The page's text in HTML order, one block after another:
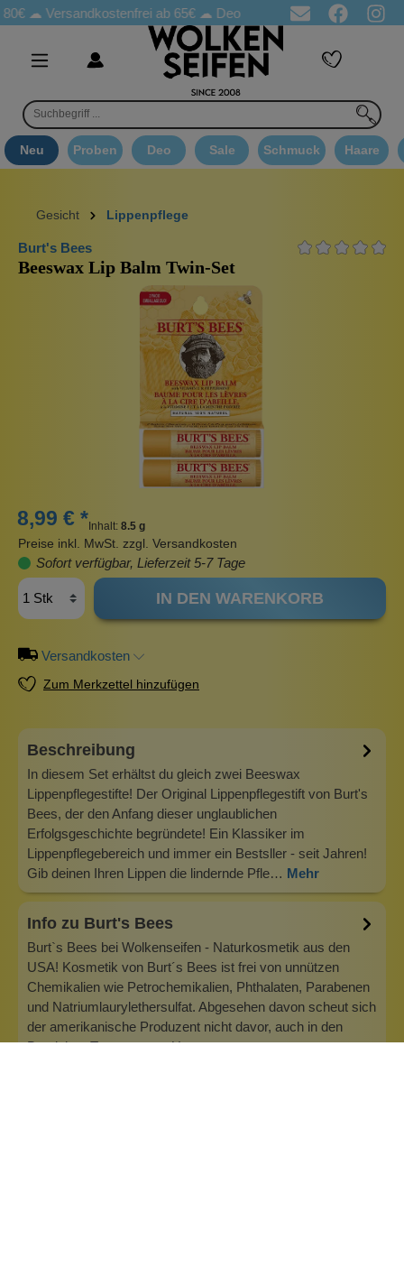
Versandkostenfrei ab 65€☁ Deo Proben in jeder Bestellung
Neu Proben Deo Sale Schmuck Haare
Gesicht Lippenpflege
Burt's Bees
Beeswax Lip Balm Twin-Set
8,99 € * Inhalt: 8.5 g
Preise inkl. MwSt. zzgl. Versandkosten
Sofort verfügbar, Lieferzeit 5-7 Tage
IN DEN WARENKORB
Versandkosten
Zum Merkzettel hinzufügen
Beschreibung
In diesem Set erhältst du gleich zwei Beeswax
Lippenpflegestifte! Der Original Lippenpflegestift von Burt's
Bees, der den Anfang dieser unglaublichen
Erfolgsgeschichte begründete! Ein Klassiker im
Lippenpflegebereich und immer ein Bestsller - seit Jahren!
Gib deinen Ihren Lippen die lindernde Pfle… Mehr
Info zu Burt's Bees
Burt`s Bees bei Wolkenseifen - Naturkosmetik aus den
USA! Kosmetik von Burt´s Bees ist frei von unnützen
Chemikalien wie Petrochemikalien, Phthalaten, Parabenen
und Natriumlaurylethersulfat. Abgesehen davon scheut sich
der amerikanische Produzent nicht davor, auch in den
Bereichen Transparenz, Umw…